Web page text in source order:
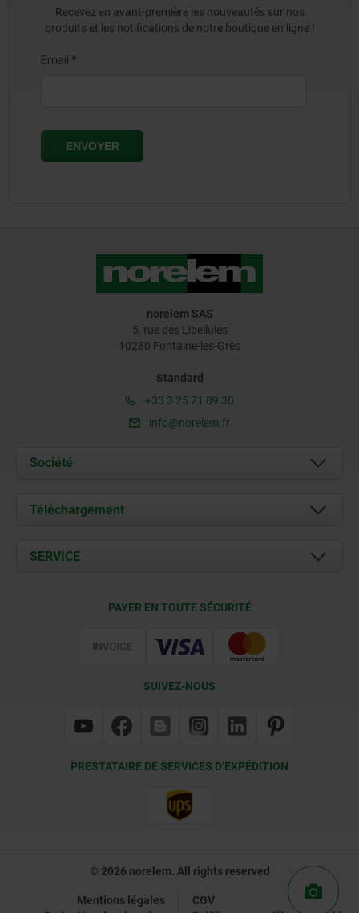
Recevez en avant-première les nouveautés sur nos
produits et les notifications de notre boutique en ligne !
norelem SAS
5, rue des Libellules
10280 Fontaine-les-Grès
Standard
+33 3 25 71 89 30
info@norelem.fr
Société
À propos de nous
Contact
Téléchargement
Documents
SERVICE
PAYER EN TOUTE SÉCURITÉ
SUIVEZ-NOUS
PRESTATAIRE DE SERVICES D’EXPÉDITION
© 2026 norelem. All rights reserved
Mentions légales
CGV